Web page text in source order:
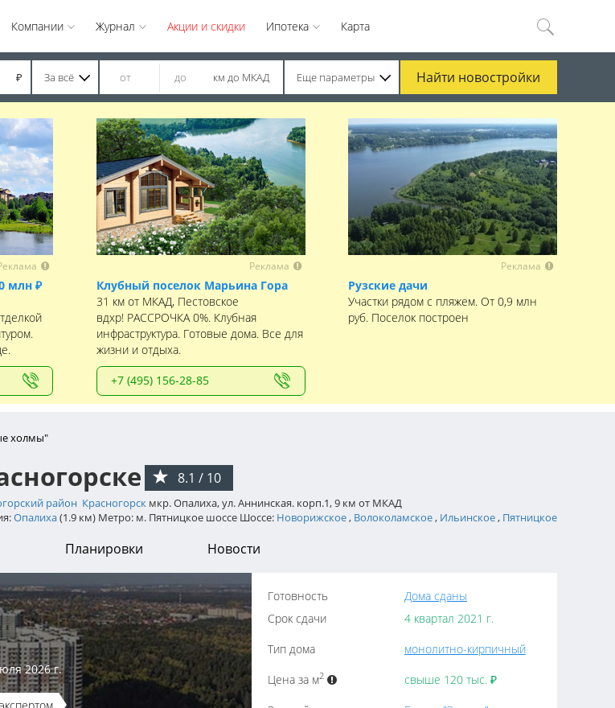
Компании Журнал Акции и скидки Ипотека Карта
₽ За всё км до МКАД Еще параметры Найти новостройки
млн ₽
Реклама
Клубный поселок Марьина Гора
31 км от МКАД, Пестовское
вдхр! РАССРОЧКА 0%. Клубная
инфраструктура. Готовые дома. Все для
жизни и отдыха.
+7 (495) 156-28-85
Реклама
Рузские дачи
Участки рядом с пляжем. От 0,9 млн
руб. Поселок построен
холмы"
8.1 / 10
район Красногорск мкр. Опалиха, ул. Аннинская. корп.1, 9 км от МКАД
Опалиха(1.9 км) Метро: м. Пятницкое шоссе Шоссе: Новорижское , Волоколамское , Ильинское , Пятницкое
Планировки Новости
2026 г.
Готовность
Дома сданы
Срок сдачи
4 квартал 2021 г.
Тип дома
монолитно-кирпичный
Цена за м2 свыше 120 тыс. ₽